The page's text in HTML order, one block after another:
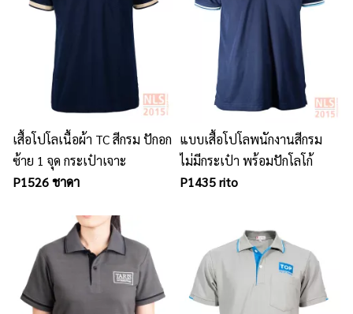
เสื้อโปโลเนื้อผ้า TC สีกรม ปักอก
ซ้าย 1 จุด กระเป๋าเจาะ
P1526 ชาดา
แบบเสื้อโปโลพนักงานสีกรม
ไม่มีกระเป๋า พร้อมปักโลโก้
P1435 rito